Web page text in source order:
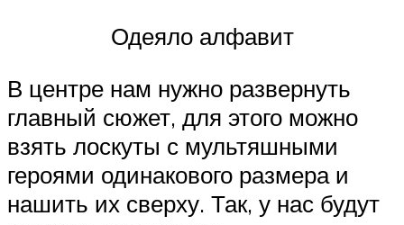
Одеяло алфавит
В центре нам нужно развернуть
главный сюжет, для этого можно
взять лоскуты с мультяшными
героями одинакового размера и
нашить их сверху. Так, у нас будут